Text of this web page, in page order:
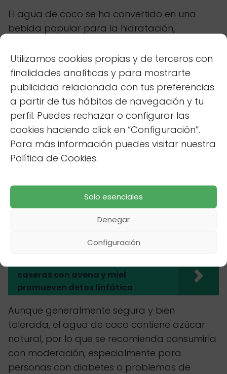
Utilizamos cookies propias y de terceros con
finalidades analíticas y para mostrarte
publicidad relacionada con tus preferencias
a partir de tus hábitos de navegación y tu
perfil. Puedes rechazar o configurar las
cookies haciendo click en “Configuración”.
Para más información puedes visitar nuestra
Política de Cookies.
Solo esenciales
Denegar
Configuración
El agua de coco se ha convertido en una
bebida popular para la hidratación,
durante climas cálidos. Su composición rica
en electrolitos, como el potasio, el sodio y el
magnesio, la convierte en una excelente
opción para reponer los líquidos perdidos y
equilibrar los niveles de hidratación.
Durante la menstruación, la pérdida de
líquidos puede ser mayor de lo habitual, y los
reponer estos minerales esenciales, puede
ayudar a aliviar los calambres musculares y
. Además, su sabor suave y
refrescante la hace fácil de consumir.
caseras con avena y miel
promueven detox linfático
Aunque generalmente segura y bien
tolerada, el agua de coco contiene azúcar
natural, por lo que se recomienda consumirla
con moderación, especialmente para
personas con diabetes o problemas de